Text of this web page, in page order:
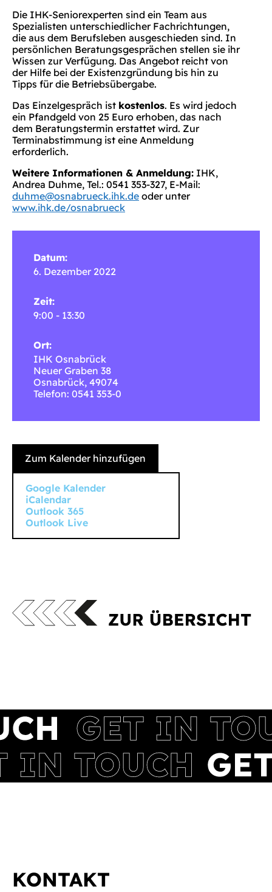
Die IHK-Seniorexperten sind ein Team aus
Spezialisten unterschiedlicher Fachrichtungen,
die aus dem Berufsleben ausgeschieden sind. In
persönlichen Beratungsgesprächen stellen sie ihr
Wissen zur Verfügung. Das Angebot reicht von
der Hilfe bei der Existenzgründung bis hin zu
Tipps für die Betriebsübergabe.
Das Einzelgespräch ist kostenlos. Es wird jedoch
ein Pfandgeld von 25 Euro erhoben, das nach
dem Beratungstermin erstattet wird. Zur
Terminabstimmung ist eine Anmeldung
erforderlich.
Weitere Informationen & Anmeldung: IHK,
Andrea Duhme, Tel.: 0541 353-327, E-Mail:
duhme@osnabrueck.ihk.de oder unter
www.ihk.de/osnabrueck
Datum:
6. Dezember 2022
Zeit:
9:00 - 13:30
Ort:
IHK Osnabrück
Neuer Graben 38
Osnabrück, 49074
Telefon: 0541 353-0
Zum Kalender hinzufügen
Google Kalender
iCalendar
Outlook 365
Outlook Live
KONTAKT